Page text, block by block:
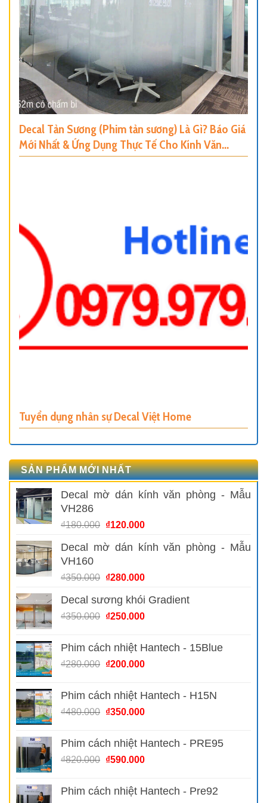
Decal Tản Sương (Phim tản sương) Là Gì? Báo Giá
Mới Nhất & Ứng Dụng Thực Tế Cho Kính Văn
Phòng, Nhà Ở
Tuyển dụng nhân sự Decal Việt Home
SẢN PHẨM MỚI NHẤT
Decal mờ dán kính văn phòng - Mẫu
VH286
₫180.000 Giá
là:
₫120.000Giá
tại
₫120.000.
Decal mờ dán kính văn phòng - Mẫu
VH160
₫350.000 Giá
là:
₫350.000.
₫280.000Giá
tại
là:
Decal sương khói Gradient
₫350.000 Giá
₫350.000.
₫250.000Giá
là:
₫250.000.
Phim cách nhiệt Hantech - 15Blue
₫280.000 Giá
₫280.000.
₫200.000Giá
là:
₫200.000.
Phim cách nhiệt Hantech - H15N
₫480.000 Giá
₫480.000.
₫350.000Giá
là:
₫350.000.
Phim cách nhiệt Hantech - PRE95
₫820.000 Giá
₫820.000.
₫590.000Giá
là:
Phim cách nhiệt Hantech - Pre92